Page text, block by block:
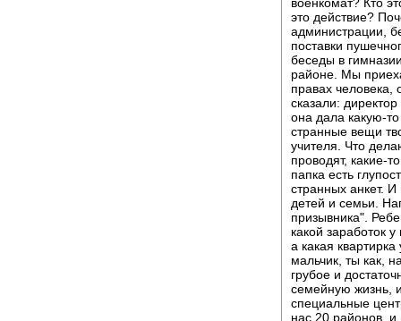
это действие?
администрации,
поставки
беседы в
районе. Мы
правах
сказали:
она дала какую-
странные вещи
учителя. Что
проводят, какие-
папка есть
странных анкет.
детей и семьи.
призывника".
какой заработок
а какая
мальчик, ты как,
грубое и
семейную жизнь,
специальные
нас 20 районов,